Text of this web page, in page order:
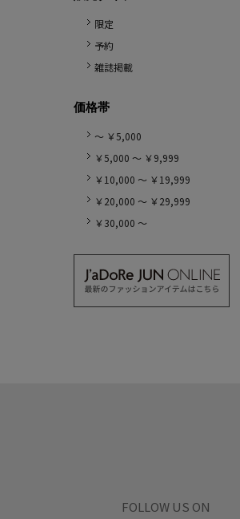
限定
予約
雑誌掲載
価格帯
～ ￥5,000
￥5,000 ～ ￥9,999
￥10,000 ～ ￥19,999
￥20,000 ～ ￥29,999
￥30,000 ～
FOLLOW US ON